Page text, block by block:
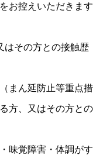
お控えいただきます
はその方との接触歴
まん延防止等重点措
方、又はその方との
味覚障害・体調がす